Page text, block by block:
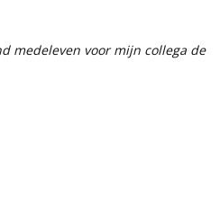
medeleven voor mijn collega de